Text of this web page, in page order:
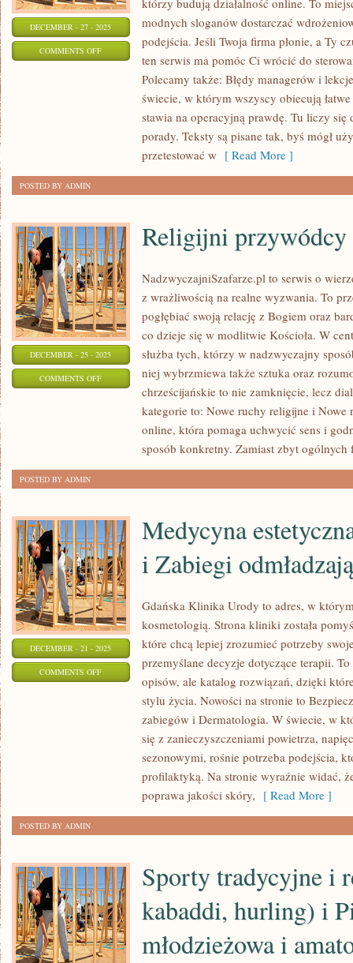
DECEMBER - 27 - 2025
COMMENTS OFFON
którzy budują działalność online. To
modnych sloganów dostarczać
podejścia. Jeśli Twoja firma płonie, a Ty
ten serwis ma pomóc Ci wrócić do
Polecamy także: Błędy managerów i
świecie, w którym wszyscy obiecują
stawia na operacyjną prawdę. Tu liczy się
porady. Teksty są pisane tak, byś mógł
przetestować w [ Read More ]
POSTED BY ADMIN
DECEMBER - 25 - 2025
COMMENTS OFFON
PRZYWÓDCY
Religijni przywódcy
NadzwyczajniSzafarze.pl to serwis o
z wrażliwością na realne wyzwania. To
pogłębiać swoją relację z Bogiem oraz
co dzieje się w modlitwie Kościoła. W
służba tych, którzy w nadzwyczajny
niej wybrzmiewa także sztuka oraz
chrześcijańskie to nie zamknięcie, lecz
kategorie to: Nowe ruchy religijne i Nowe
online, która pomaga uchwycić sens i
sposób konkretny. Zamiast zbyt ogólnych
POSTED BY ADMIN
DECEMBER - 21 - 2025
COMMENTS OFFON
ESTETYCZNA
Medycyna
i Zabiegi
Gdańska Klinika Urody to adres, w
kosmetologią. Strona kliniki została
które chcą lepiej zrozumieć potrzeby
przemyślane decyzje dotyczące terapii.
opisów, ale katalog rozwiązań, dzięki
stylu życia. Nowości na stronie to
zabiegów i Dermatologia. W świecie, w
się z zanieczyszczeniami powietrza,
sezonowymi, rośnie potrzeba podejścia,
profilaktyką. Na stronie wyraźnie widać,
poprawa jakości skóry, [ Read More ]
POSTED BY ADMIN
Sporty tradycyjne i
kabaddi, hurling) i
młodzieżowa i